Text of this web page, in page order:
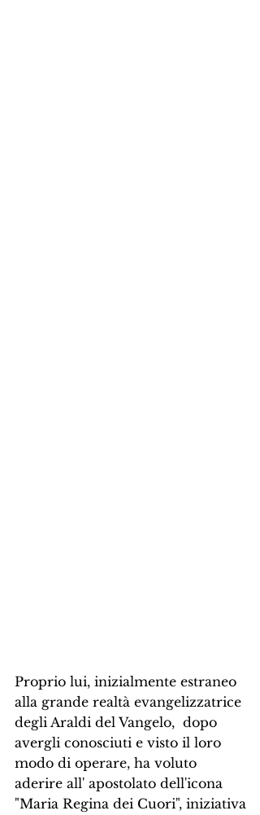
Proprio lui, inizialmente estraneo
alla grande realtà evangelizzatrice
degli Araldi del Vangelo,  dopo
avergli conosciuti e visto il loro
modo di operare, ha voluto
aderire all' apostolato dell'icona
"Maria Regina dei Cuori", iniziativa